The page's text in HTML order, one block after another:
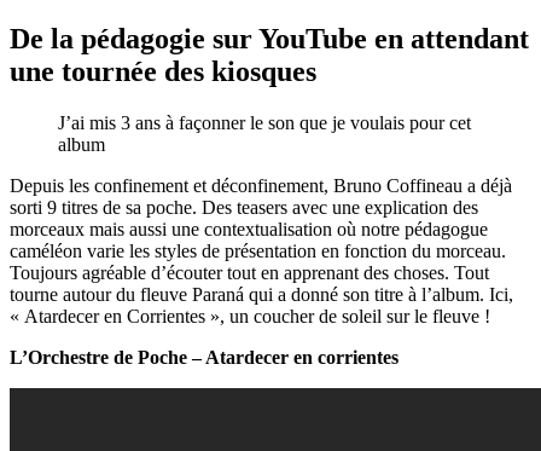
De la pédagogie sur YouTube en attendant
une tournée des kiosques
J’ai mis 3 ans à façonner le son que je voulais pour cet
album
Depuis les confinement et déconfinement, Bruno Coffineau a déjà
sorti 9 titres de sa poche. Des teasers avec une explication des
morceaux mais aussi une contextualisation où notre pédagogue
caméléon varie les styles de présentation en fonction du morceau.
Toujours agréable d’écouter tout en apprenant des choses. Tout
tourne autour du fleuve Paraná qui a donné son titre à l’album. Ici,
« Atardecer en Corrientes », un coucher de soleil sur le fleuve !
L’Orchestre de Poche – Atardecer en corrientes